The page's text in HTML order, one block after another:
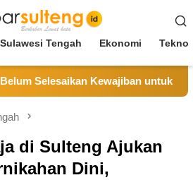
Sulawesi Tengah Ekonomi
Kewajiban untuk Kegiatan
di Sulteng Ajukan
Dini,